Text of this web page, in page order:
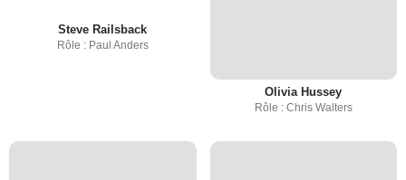
Steve Railsback
Rôle : Paul Anders
Olivia Hussey
Rôle : Chris Walters